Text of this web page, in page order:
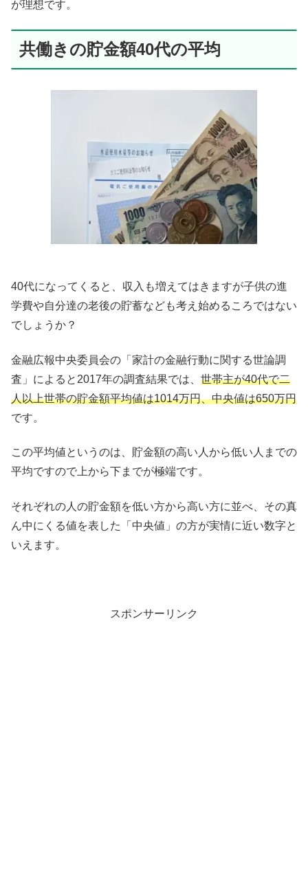
が理想です。
共働きの貯金額40代の平均
40代になってくると、収入も増えてはきますが子供の進
学費や自分達の老後の貯蓄なども考え始めるころではない
でしょうか？
金融広報中央委員会の「家計の金融行動に関する世論調
査」によると2017年の調査結果では、 世帯主が40代で二
人以上世帯の貯金額平均値は1014万円、中央値は650万円
です。
この平均値というのは、貯金額の高い人から低い人までの
平均ですので上から下までが極端です。
それぞれの人の貯金額を低い方から高い方に並べ、その真
ん中にくる値を表した「中央値」の方が実情に近い数字と
いえます。
スポンサーリンク